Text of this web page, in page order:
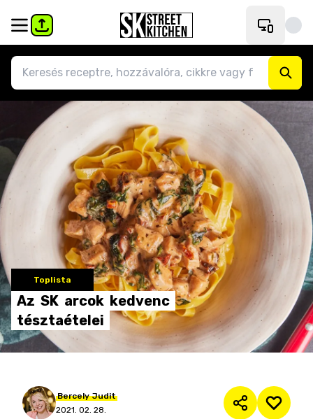
Toplista
Az SK arcok kedvenc
tésztaételei
Bercely Judit
2021. 02. 28.